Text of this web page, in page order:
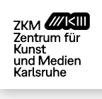
zum
Inhalt